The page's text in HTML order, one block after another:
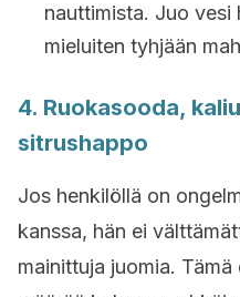
nauttimista. Juo vesi
mieluiten tyhjään
4. Ruokasooda,
sitrushappo
Jos henkilöllä on
kanssa, hän ei
mainittuja juomia.